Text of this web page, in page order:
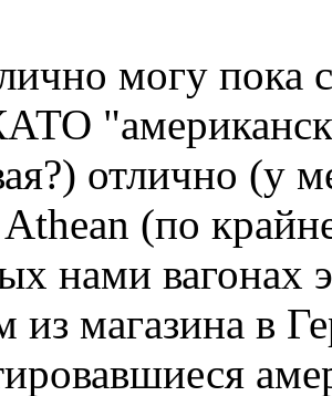
могу пока
отлично (у
(по
нами вагонах
из магазина в